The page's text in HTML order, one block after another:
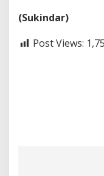
(Sukindar)
Post Views: